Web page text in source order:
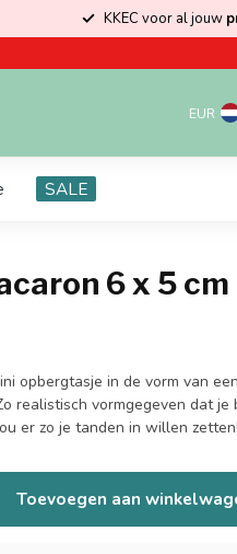
KKEC voor al jouw
EUR
SALE
6 x 5 cm
opbergtasje in de vorm van
realistisch vormgegeven dat
er zo je tanden in willen
Toevoegen aan